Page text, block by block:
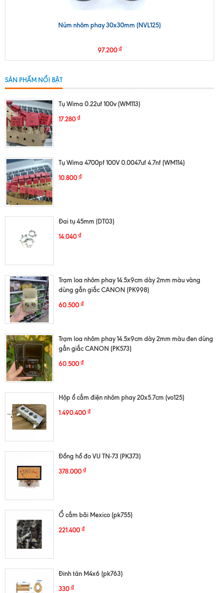
Núm nhôm phay 30x30mm (NVL125)
97.200 ₫
SẢN PHẨM NỔI BẬT
Tụ Wima 0.22uf 100v (WM113)
17.280 ₫
Tụ Wima 4700pf 100V 0.0047uf 4.7nf (WM114)
10.800 ₫
Đai tụ 45mm (DT03)
14.040 ₫
Trạm loa nhôm phay 14.5x9cm dày 2mm màu vàng
dùng gắn giắc CANON (PK998)
60.500 ₫
Trạm loa nhôm phay 14.5x9cm dày 2mm màu đen dùng
gắn giắc CANON (PK573)
60.500 ₫
Hộp ổ cắm điện nhôm phay 20x5.7cm (vo125)
1.490.400 ₫
Đồng hồ đo VU TN-73 (PK373)
378.000 ₫
Ổ cắm bãi Mexico (pk755)
221.400 ₫
Đinh tán M4x6 (pk763)
330 ₫